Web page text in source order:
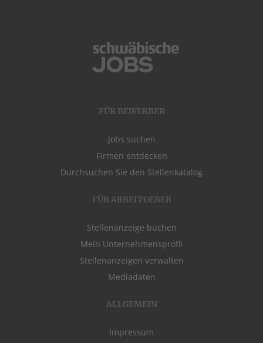
FÜR BEWERBER
Jobs suchen
Firmen entdecken
Durchsuchen Sie den Stellenkatalog
FÜR ARBEITGEBER
Stellenanzeige buchen
Mein Unternehmensprofil
Stellenanzeigen verwalten
Mediadaten
ALLGEMEIN
Impressum